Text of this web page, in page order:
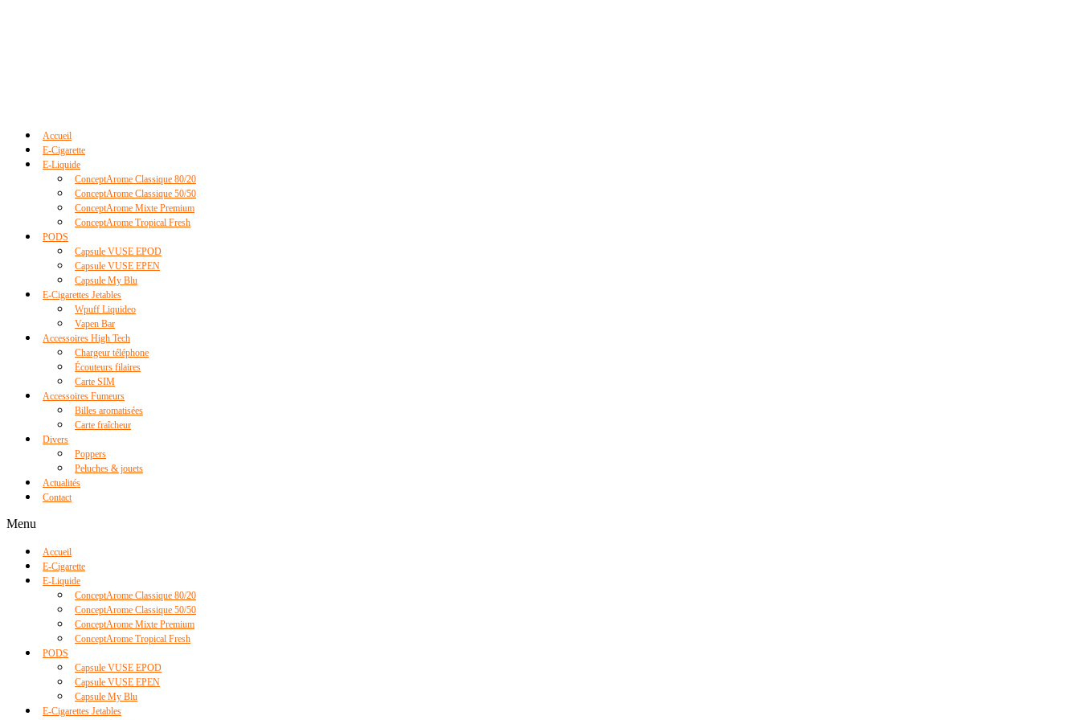
Accueil
E-Cigarette
E-Liquide
ConceptArome Classique 80/20
ConceptArome Classique 50/50
ConceptArome Mixte Premium
ConceptArome Tropical Fresh
PODS
Capsule VUSE EPOD
Capsule VUSE EPEN
Capsule My Blu
E-Cigarettes Jetables
Wpuff Liquideo
Vapen Bar
Accessoires High Tech
Chargeur téléphone
Écouteurs filaires
Carte SIM
Accessoires Fumeurs
Billes aromatisées
Carte fraîcheur
Divers
Poppers
Peluches & jouets
Actualités
Contact
Menu
Accueil
E-Cigarette
E-Liquide
ConceptArome Classique 80/20
ConceptArome Classique 50/50
ConceptArome Mixte Premium
ConceptArome Tropical Fresh
PODS
Capsule VUSE EPOD
Capsule VUSE EPEN
Capsule My Blu
E-Cigarettes Jetables